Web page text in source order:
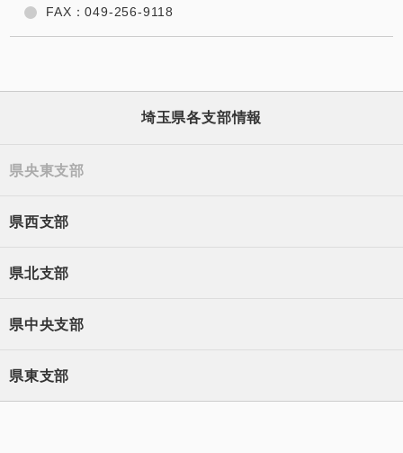
FAX：049-256-9118
埼玉県各支部情報
県央東支部
県西支部
県北支部
県中央支部
県東支部